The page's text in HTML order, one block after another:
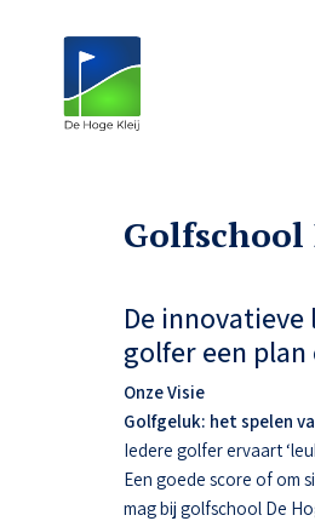
Golfschool
De
golfer een
Onze Visie
Golfgeluk: het spelen
Iedere golfer ervaart
Een goede score of om
mag bij golfschool De